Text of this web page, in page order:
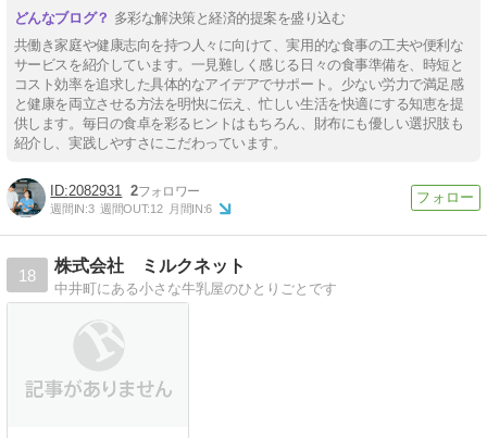
多彩な解決策と経済的提案を盛り込む
共働き家庭や健康志向を持つ人々に向けて、実用的な食事の工夫や便利な
サービスを紹介しています。一見難しく感じる日々の食事準備を、時短と
コスト効率を追求した具体的なアイデアでサポート。少ない労力で満足感
と健康を両立させる方法を明快に伝え、忙しい生活を快適にする知恵を提
供します。毎日の食卓を彩るヒントはもちろん、財布にも優しい選択肢も
紹介し、実践しやすさにこだわっています。
2082931 2
週間IN:3 週間OUT:12 月間IN:6
18
株式会社 ミルクネット
中井町にある小さな牛乳屋のひとりごとです